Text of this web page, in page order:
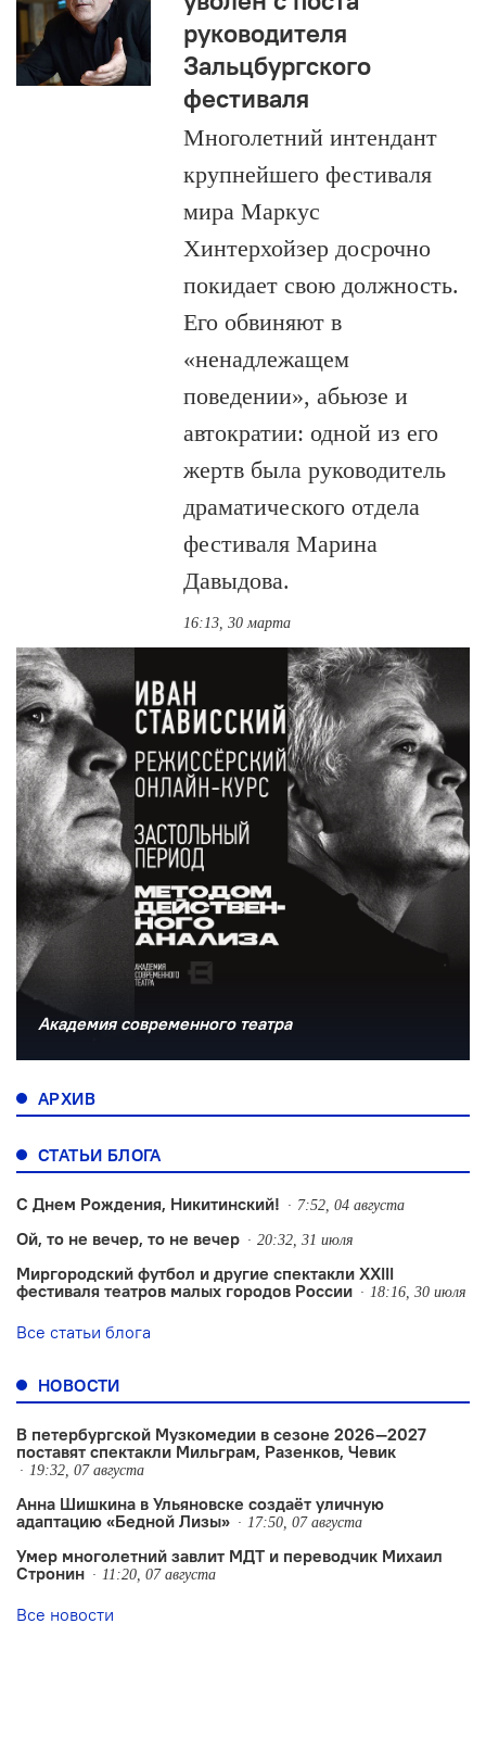
руководителя
Зальцбургского
фестиваля
Многолетний интендант
крупнейшего фестиваля
мира Маркус
Хинтерхойзер досрочно
покидает свою должность.
Его обвиняют в
«ненадлежащем
поведении», абьюзе и
автократии: одной из его
жертв была руководитель
драматического отдела
фестиваля Марина
Давыдова.
16:13, 30 марта
Академия современного театра
АРХИВ
СТАТЬИ БЛОГА
С Днем Рождения, Никитинский! 7:52, 04 августа
Ой, то не вечер, то не вечер 20:32, 31 июля
Миргородский футбол и другие спектакли XXIII
фестиваля театров малых городов России
18:16, 30 июля
Все статьи блога
НОВОСТИ
В петербургской Музкомедии в сезоне 2026—2027
поставят спектакли Мильграм, Разенков, Чевик
19:32, 07 августа
Анна Шишкина в Ульяновске создаëт уличную
адаптацию «Бедной Лизы»
17:50, 07 августа
Умер многолетний завлит МДТ и переводчик Михаил
Стронин
11:20, 07 августа
Все новости